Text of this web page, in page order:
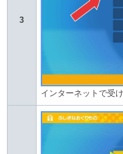
3
インターネットで受